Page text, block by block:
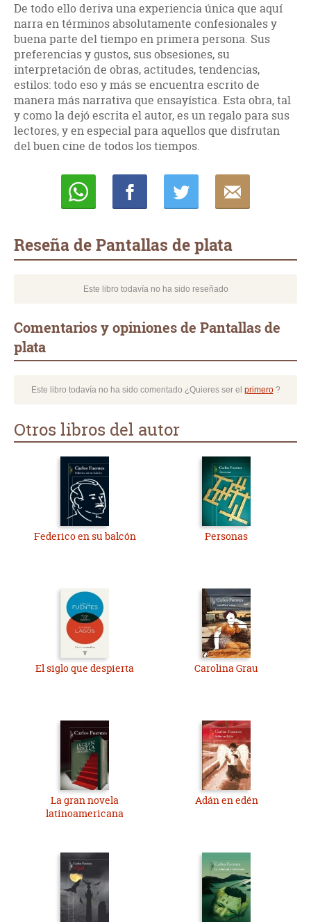
De todo ello deriva una experiencia única que aquí
narra en términos absolutamente confesionales y
buena parte del tiempo en primera persona. Sus
preferencias y gustos, sus obsesiones, su
interpretación de obras, actitudes, tendencias,
estilos: todo eso y más se encuentra escrito de
manera más narrativa que ensayística. Esta obra, tal
y como la dejó escrita el autor, es un regalo para sus
lectores, y en especial para aquellos que disfrutan
del buen cine de todos los tiempos.
Reseña de Pantallas de plata
Este libro todavía no ha sido reseñado
Comentarios y opiniones de Pantallas de
plata
Este libro todavía no ha sido comentado ¿Quieres ser el primero?
Otros libros del autor
Federico en su balcón Personas
El siglo que despierta Carolina Grau
La gran novela
latinoamericana
Adán en edén